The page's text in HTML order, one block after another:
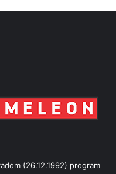
(26.12.1992) program